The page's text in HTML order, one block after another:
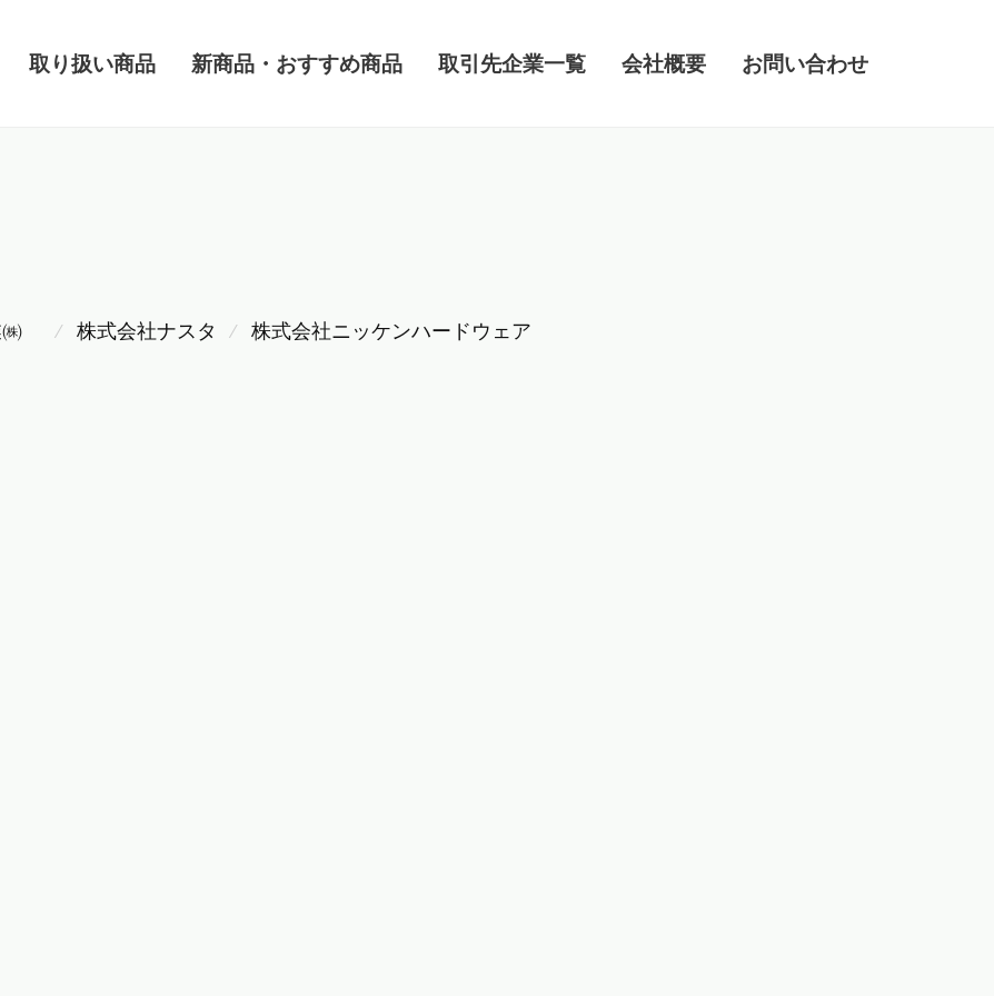
取り扱い商品 新商品・おすすめ商品 取引先企業一覧 会社概要 お問い合わせ
㈱ ⁄ 株式会社ナスタ ⁄ 株式会社ニッケンハードウェア